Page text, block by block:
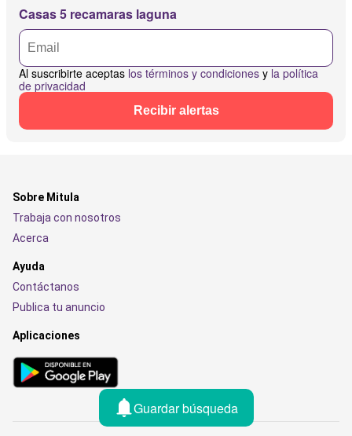
Casas 5 recamaras laguna
Al suscribirte aceptas los términos y condiciones y la política
de privacidad
Recibir alertas
Guardar búsqueda
Sobre Mitula
Trabaja con nosotros
Acerca
Ayuda
Contáctanos
Publica tu anuncio
Aplicaciones